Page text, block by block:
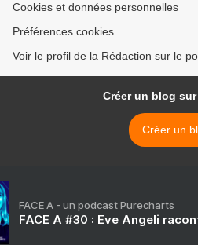
Cookies et données personnelles
Préférences cookies
Voir le profil de la Rédaction sur le
Créer un blog
Créer un
FACE A - un podcast Purecharts
FACE A #30 : Eve Angeli